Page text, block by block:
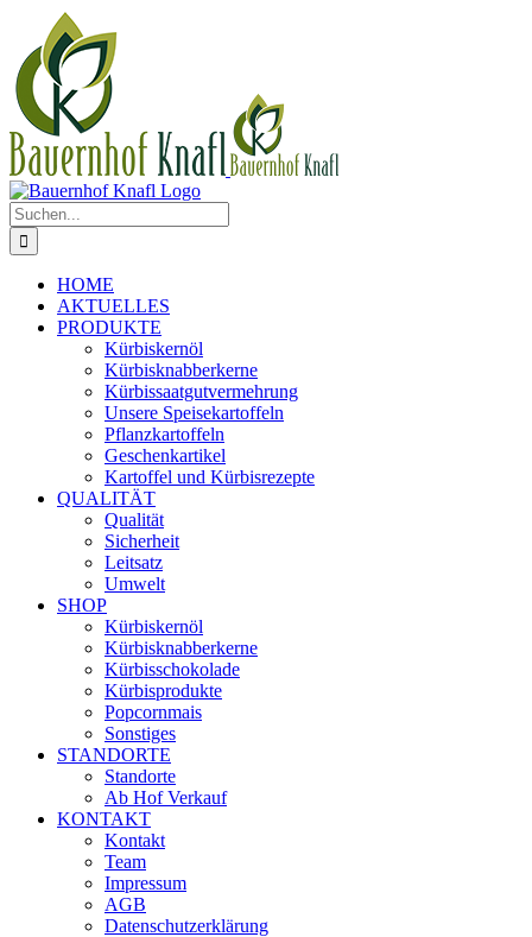
Inhalt
springen
Suche
nach:
HOME
AKTUELLES
PRODUKTE
Kürbiskernöl
Kürbisknabberkerne
Kürbissaatgutvermehrung
Unsere Speisekartoffeln
Pflanzkartoffeln
Geschenkartikel
Kartoffel und Kürbisrezepte
QUALITÄT
Qualität
Sicherheit
Leitsatz
Umwelt
SHOP
Kürbiskernöl
Kürbisknabberkerne
Kürbisschokolade
Kürbisprodukte
Popcornmais
Sonstiges
STANDORTE
Standorte
Ab Hof Verkauf
KONTAKT
Kontakt
Team
Impressum
AGB
Datenschutzerklärung